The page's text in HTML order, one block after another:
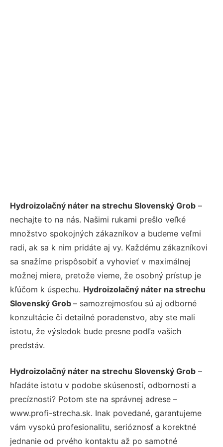
Hydroizolačný náter na strechu Slovenský Grob –
nechajte to na nás. Našimi rukami prešlo veľké
množstvo spokojných zákazníkov a budeme veľmi
radi, ak sa k nim pridáte aj vy. Každému zákazníkovi
sa snažíme prispôsobiť a vyhovieť v maximálnej
možnej miere, pretože vieme, že osobný prístup je
kľúčom k úspechu. Hydroizolačný náter na strechu
Slovenský Grob – samozrejmosťou sú aj odborné
konzultácie či detailné poradenstvo, aby ste mali
istotu, že výsledok bude presne podľa vašich
predstáv.
Hydroizolačný náter na strechu Slovenský Grob –
hľadáte istotu v podobe skúseností, odbornosti a
precíznosti? Potom ste na správnej adrese –
www.profi-strecha.sk. Inak povedané, garantujeme
vám vysokú profesionalitu, serióznosť a korektné
jednanie od prvého kontaktu až po samotné